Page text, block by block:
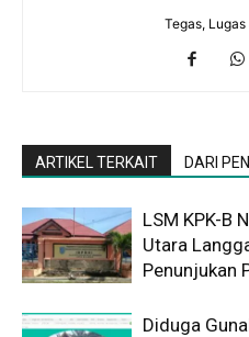
Tegas,
ARTIKEL TERKAIT DARI
LSM KPK-B
Utara
Penunjukan
Diduga